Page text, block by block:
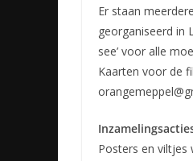
Er staan
georganiseerd in
see’ voor alle
Kaarten voor de
Posters en viltjes